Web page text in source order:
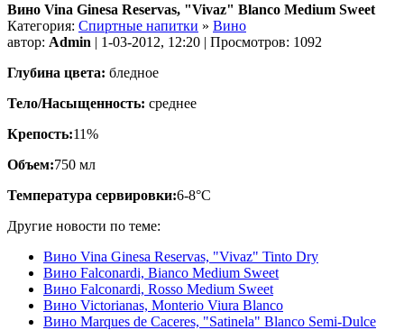
Вино Vina Ginesa Reservas, "Vivaz" Blanco Medium Sweet
Категория: Спиртные напитки » Вино
автор: Admin | 1-03-2012, 12:20 | Просмотров: 1092
Глубина цвета: бледное
Тело/Насыщенность: среднее
Крепость:11%
Объем:750 мл
Температура сервировки:6-8°C
Другие новости по теме:
Вино Vina Ginesa Reservas, "Vivaz" Tinto Dry
Вино Falconardi, Bianco Medium Sweet
Вино Falconardi, Rosso Medium Sweet
Вино Victorianas, Monterio Viura Blanco
Вино Marques de Caceres, "Satinela" Blanco Semi-Dulce